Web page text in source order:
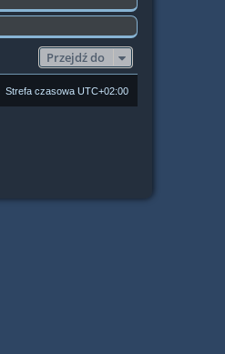
Przejdź do
Strefa czasowa UTC+02:00